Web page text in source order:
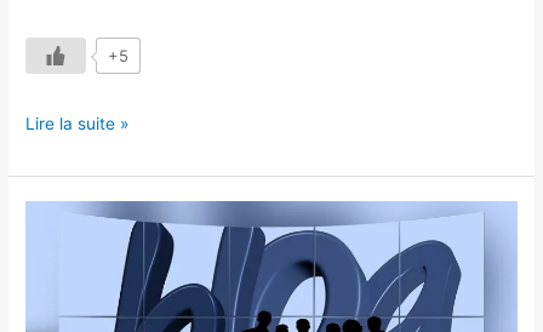
+5
Lire la suite »
Change